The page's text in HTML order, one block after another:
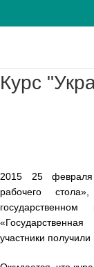
Курс
2015 25 февраля
рабочего
«Государственная
участники